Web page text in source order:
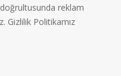
reklam
Gizlilik Politikamız